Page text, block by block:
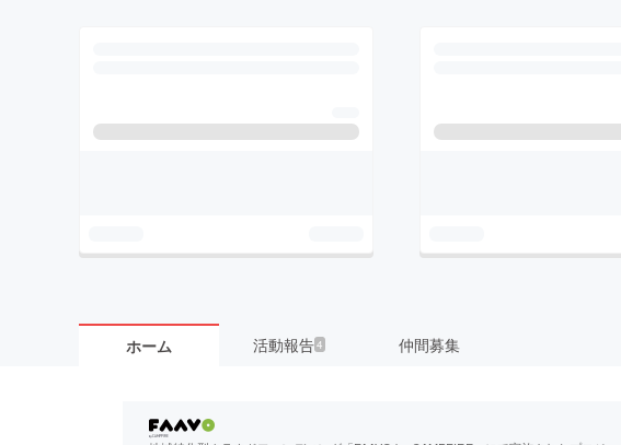
ホーム 活動報告4 仲間募集